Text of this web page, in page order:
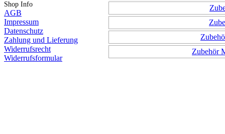
Shop Info
AGB
Impressum
Datenschutz
Zahlung und Lieferung
Widerrufsrecht
Widerrufsformular
Zubehör